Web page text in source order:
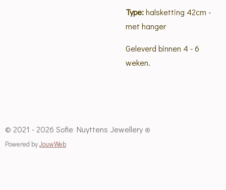
Type:halsketting 42cm -
met hanger
Geleverd binnen 4 - 6
weken.
© 2021 - 2026 Sofie Nuyttens Jewellery ®
Powered byJouwWeb